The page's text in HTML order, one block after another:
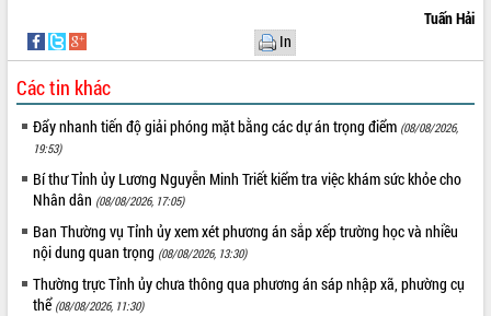
Khơi thông điểm nghẽn, đẩy nhanh
giải ngân vốn khắc phục thiên tai
HĐND tỉnh thông qua điều chỉnh Quy
hoạch tỉnh thời kỳ 2021-2030
Hội thảo góp ý hồ sơ điều chỉnh quy
hoạch tỉnh Đắk Lắk thời kỳ 2021-2030,
tầm nhìn đến năm 2050
Nâng cao hiệu quả hoạt động của các
doanh nghiệp nhà nước
Hội nghị triển khai kết nối mạng
truyền số liệu chuyên dùng phục vụ cơ
quan Đảng, Nhà nước
Tuấn Hải
In
Các tin khác
Đẩy nhanh tiến độ giải phóng mặt bằng các dự án trọng điểm (08/08/2026,
19:53)
Bí thư Tỉnh ủy Lương Nguyễn Minh Triết kiểm tra việc khám sức khỏe cho
Nhân dân (08/08/2026, 17:05)
Ban Thường vụ Tỉnh ủy xem xét phương án sắp xếp trường học và nhiều
nội dung quan trọng (08/08/2026, 13:30)
Thường trực Tỉnh ủy chưa thông qua phương án sáp nhập xã, phường cụ
thể (08/08/2026, 11:30)